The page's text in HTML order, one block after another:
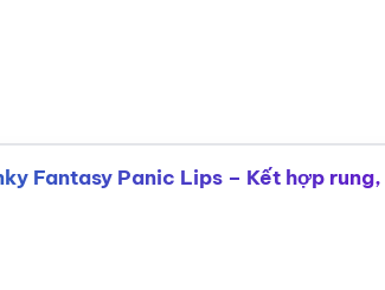
Fantasy Panic Lips – Kết hợp